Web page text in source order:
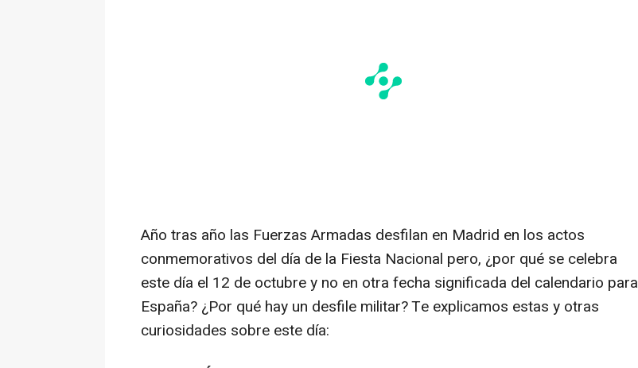
Año tras año las Fuerzas Armadas desfilan en Madrid en los actos
conmemorativos del día de la Fiesta Nacional pero, ¿por qué se celebra
este día el 12 de octubre y no en otra fecha significada del calendario para
España? ¿Por qué hay un desfile militar? Te explicamos estas y otras
curiosidades sobre este día: